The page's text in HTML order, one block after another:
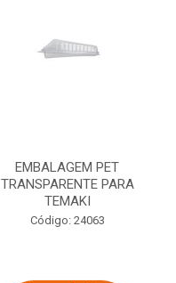
EMBALAGEM PET
TRANSPARENTE PARA
TEMAKI
Código: 24063